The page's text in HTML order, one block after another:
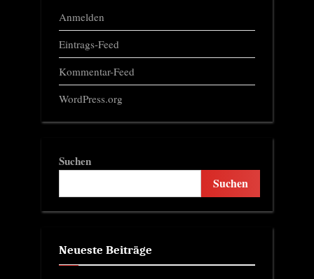
Anmelden
Eintrags-Feed
Kommentar-Feed
WordPress.org
Suchen
Suchen
Neueste Beiträge